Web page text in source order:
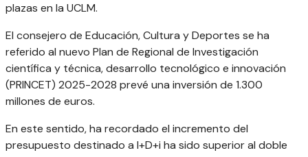
plazas en la UCLM.
El consejero de Educación, Cultura y Deportes se ha
referido al nuevo Plan de Regional de Investigación
científica y técnica, desarrollo tecnológico e innovación
(PRINCET) 2025-2028 prevé una inversión de 1.300
millones de euros.
En este sentido, ha recordado el incremento del
presupuesto destinado a I+D+i ha sido superior al doble